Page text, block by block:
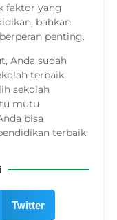
faktor yang
bahkan
penting.
Anda sudah
terbaik
sekolah
mutu
bisa
terbaik.
Twitter